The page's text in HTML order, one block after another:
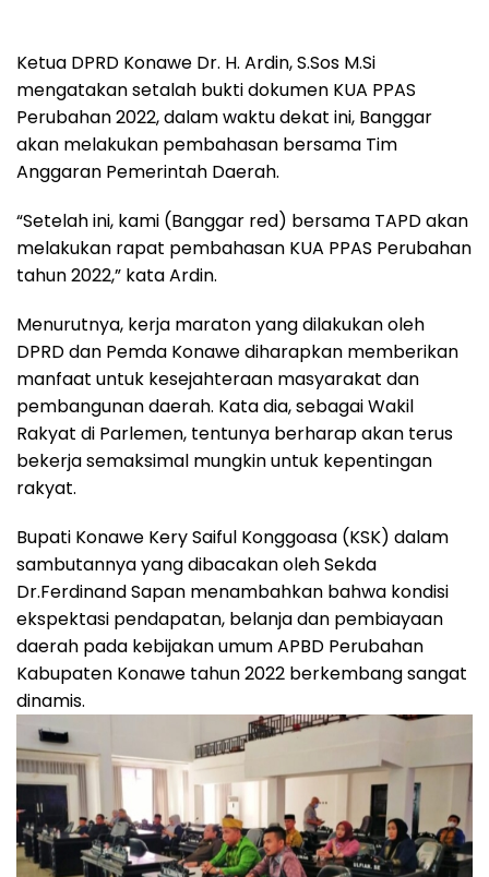
Ketua DPRD Konawe Dr. H. Ardin, S.Sos M.Si
mengatakan setalah bukti dokumen KUA PPAS
Perubahan 2022, dalam waktu dekat ini, Banggar
akan melakukan pembahasan bersama Tim
Anggaran Pemerintah Daerah.
“Setelah ini, kami (Banggar red) bersama TAPD akan
melakukan rapat pembahasan KUA PPAS Perubahan
tahun 2022,” kata Ardin.
Menurutnya, kerja maraton yang dilakukan oleh
DPRD dan Pemda Konawe diharapkan memberikan
manfaat untuk kesejahteraan masyarakat dan
pembangunan daerah. Kata dia, sebagai Wakil
Rakyat di Parlemen, tentunya berharap akan terus
bekerja semaksimal mungkin untuk kepentingan
rakyat.
Bupati Konawe Kery Saiful Konggoasa (KSK) dalam
sambutannya yang dibacakan oleh Sekda
Dr.Ferdinand Sapan menambahkan bahwa kondisi
ekspektasi pendapatan, belanja dan pembiayaan
daerah pada kebijakan umum APBD Perubahan
Kabupaten Konawe tahun 2022 berkembang sangat
dinamis.